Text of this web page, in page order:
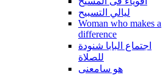
ليالي التسبيح
Woman who makes a
difference
اجتماع البابا شنودة
للصلاة
هو سامعنى